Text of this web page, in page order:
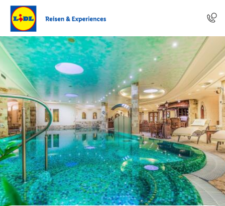
Auf der Karte anzeigen